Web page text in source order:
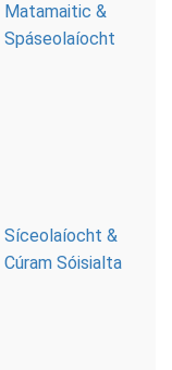
Matamaitic &
Spáseolaíocht
Síceolaíocht &
Cúram Sóisialta